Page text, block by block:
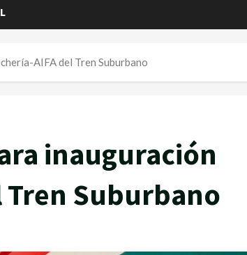
AIFA del Tren Suburbano
inauguración
Tren Suburbano